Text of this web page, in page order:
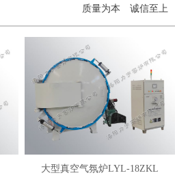
质量为本 诚信至上
大型真空气氛炉LYL-18ZKL